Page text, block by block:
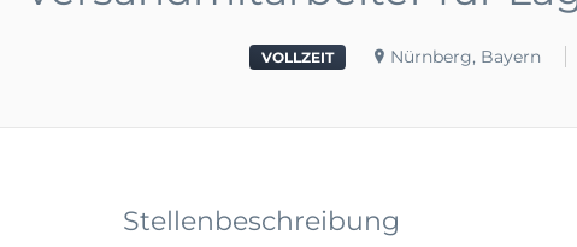
VOLLZEIT Nürnberg, Bayern
Stellenbeschreibung